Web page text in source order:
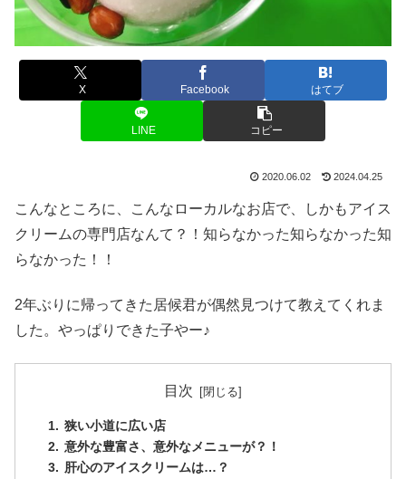
X Facebook はてブ
LINE コピー
2020.06.02 2024.04.25
こんなところに、こんなローカルなお店で、しかもアイス
クリームの専門店なんて？！知らなかった知らなかった知
らなかった！！
2年ぶりに帰ってきた居候君が偶然見つけて教えてくれま
した。やっぱりできた子やー♪
目次
狭い小道に広い店
意外な豊富さ、意外なメニューが？！
肝心のアイスクリームは…？